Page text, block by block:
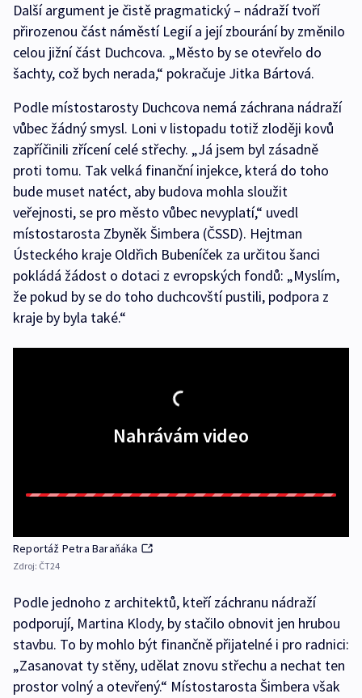
Další argument je čistě pragmatický – nádraží tvoří
přirozenou část náměstí Legií a její zbourání by změnilo
celou jižní část Duchcova. „Město by se otevřelo do
šachty, což bych nerada,“ pokračuje Jitka Bártová.
Podle místostarosty Duchcova nemá záchrana nádraží
vůbec žádný smysl. Loni v listopadu totiž zloději kovů
zapříčinili zřícení celé střechy. „Já jsem byl zásadně
proti tomu. Tak velká finanční injekce, která do toho
bude muset natéct, aby budova mohla sloužit
veřejnosti, se pro město vůbec nevyplatí,“ uvedl
místostarosta Zbyněk Šimbera (ČSSD). Hejtman
Ústeckého kraje Oldřich Bubeníček za určitou šanci
pokládá žádost o dotaci z evropských fondů: „Myslím,
že pokud by se do toho duchcovští pustili, podpora z
kraje by byla také.“
Nahrávám video
Reportáž Petra Baraňáka
Zdroj: ČT24
Podle jednoho z architektů, kteří záchranu nádraží
podporují, Martina Klody, by stačilo obnovit jen hrubou
stavbu. To by mohlo být finančně přijatelné i pro radnici:
„Zasanovat ty stěny, udělat znovu střechu a nechat ten
prostor volný a otevřený.“ Místostarosta Šimbera však